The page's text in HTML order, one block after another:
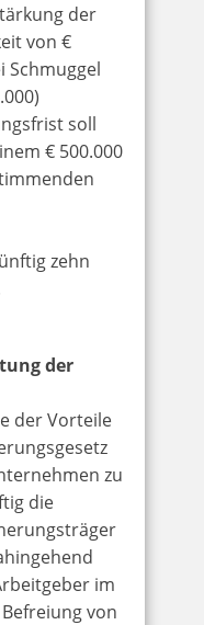
der
von €
Schmuggel
soll
€ 500.000
zehn
der
der Vorteile
zu
die
im
von